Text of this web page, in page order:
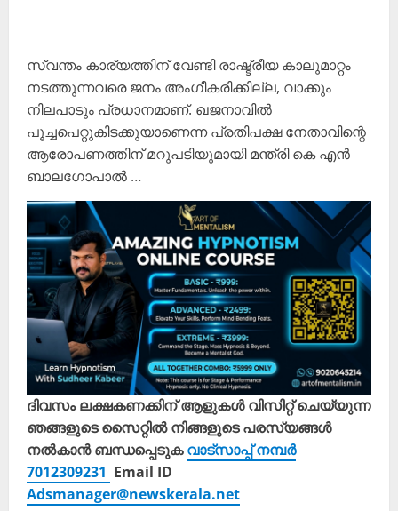
സ്വന്തം കാര്യത്തിന് വേണ്ടി രാഷ്ട്രീയ കാലുമാറ്റം
നടത്തുന്നവരെ ജനം അംഗീകരിക്കില്ല, വാക്കും
നിലപാടും പ്രധാനമാണ്. ഖജനാവില്‍
പൂച്ചപെറ്റുകിടക്കുയാണെന്ന പ്രതിപക്ഷ നേതാവിന്റെ
ആരോപണത്തിന് മറുപടിയുമായി മന്ത്രി കെ എന്‍
ബാലഗോപാല്‍ …
ദിവസം ലക്ഷകണക്കിന് ആളുകൾ വിസിറ്റ് ചെയ്യുന്ന
ഞങ്ങളുടെ സൈറ്റിൽ നിങ്ങളുടെ പരസ്യങ്ങൾ
നൽകാൻ ബന്ധപ്പെടുകവാട്സാപ്പ് നമ്പർ
7012309231 Email ID
Adsmanager@newskerala.net